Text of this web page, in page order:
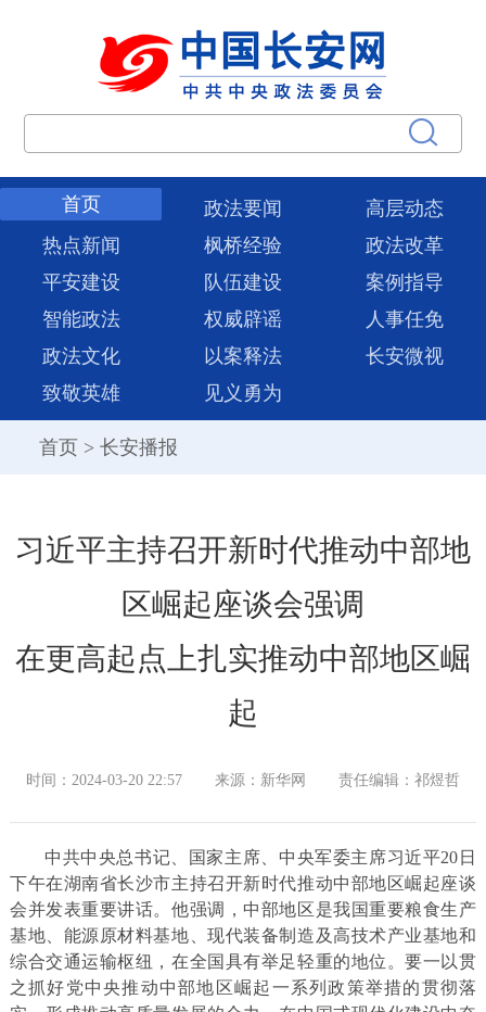
首页 政法要闻
高层动态
热点新闻
枫桥经验
政法改革
平安建设
队伍建设
案例指导
智能政法
权威辟谣
人事任免
政法文化
以案释法
长安微视
致敬英雄
见义勇为
首页 > 长安播报
习近平主持召开新时代推动中部地
区崛起座谈会强调
在更高起点上扎实推动中部地区崛
起
时间：2024-03-20 22:57 来源：新华网 责任编辑：祁煜哲
中共中央总书记、国家主席、中央军委主席习近平20日
下午在湖南省长沙市主持召开新时代推动中部地区崛起座谈
会并发表重要讲话。他强调，中部地区是我国重要粮食生产
基地、能源原材料基地、现代装备制造及高技术产业基地和
综合交通运输枢纽，在全国具有举足轻重的地位。要一以贯
之抓好党中央推动中部地区崛起一系列政策举措的贯彻落